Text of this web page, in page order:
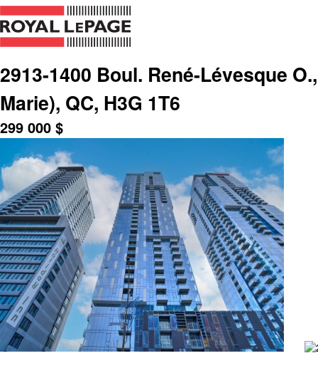
2913-1400 Boul. René-Lévesque
Marie), QC, H3G 1T6
299 000 $